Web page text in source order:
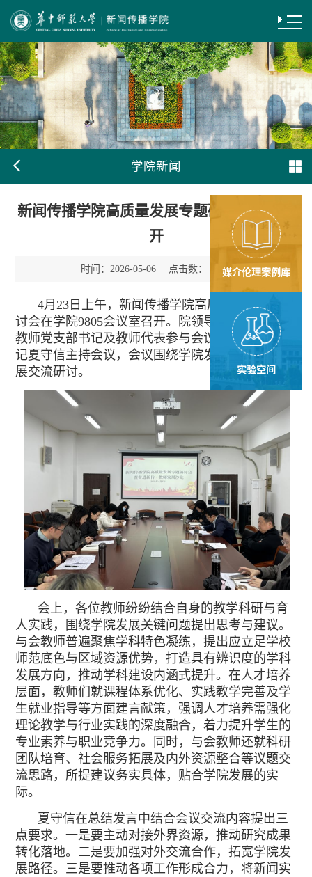
学院新闻
新闻传播学院高质量发展专题研讨会顺利召
开
时间： 2026-05-06 点击数： 112
4月23日上午，新闻传播学院高质量发展专题研
讨会在学院9805会议室召开。院领导、各系主任、
教师党支部书记及教师代表参与会议，学院党委书
记夏守信主持会议，会议围绕学院发展重点议题开
展交流研讨。
会上，各位教师纷纷结合自身的教学科研与育
人实践，围绕学院发展关键问题提出思考与建议。
与会教师普遍聚焦学科特色凝练，提出应立足学校
师范底色与区域资源优势，打造具有辨识度的学科
发展方向，推动学科建设内涵式提升。在人才培养
层面，教师们就课程体系优化、实践教学完善及学
生就业指导等方面建言献策，强调人才培养需强化
理论教学与行业实践的深度融合，着力提升学生的
专业素养与职业竞争力。同时，与会教师还就科研
团队培育、社会服务拓展及内外资源整合等议题交
流思路，所提建议务实具体，贴合学院发展的实
际。
夏守信在总结发言中结合会议交流内容提出三
点要求。一是要主动对接外界资源，推动研究成果
转化落地。二是要加强对外交流合作，拓宽学院发
展路径。三是要推动各项工作形成合力，将新闻实
媒介伦理案例库
实验空间